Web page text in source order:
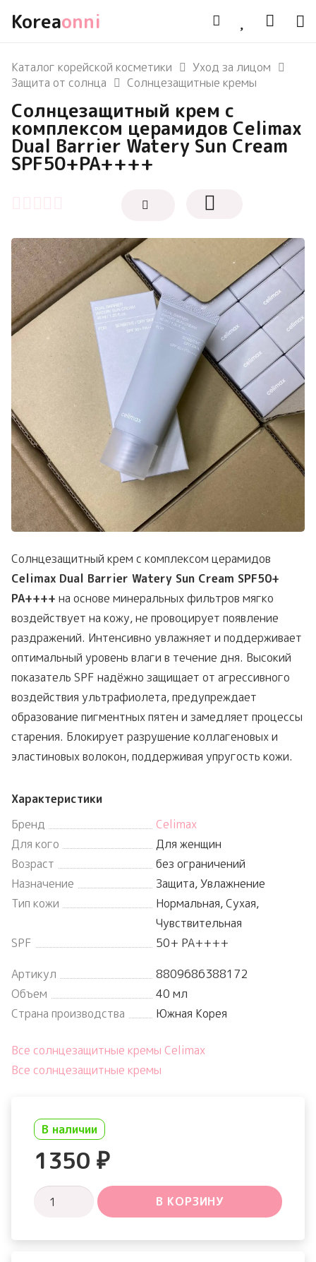
Koreaonni
Каталог корейской косметики
Уход за лицом
Защита от солнца
Солнцезащитные кремы
Солнцезащитный крем с
комплексом церамидов Celimax
Dual Barrier Watery Sun Cream
SPF50+PA++++
Солнцезащитный крем с комплексом церамидов
Celimax Dual Barrier Watery Sun Cream SPF50+
PA++++ на основе минеральных фильтров мягко
воздействует на кожу, не провоцирует появление
раздражений. Интенсивно увлажняет и поддерживает
оптимальный уровень влаги в течение дня. Высокий
показатель SPF надёжно защищает от агрессивного
воздействия ультрафиолета, предупреждает
образование пигментных пятен и замедляет процессы
старения. Блокирует разрушение коллагеновых и
эластиновых волокон, поддерживая упругость кожи.
Характеристики
Бренд
Celimax
Для кого
Для женщин
Возраст
без ограничений
Назначение
Защита, Увлажнение
Тип кожи
Нормальная, Сухая,
Чувствительная
SPF
50+ PA++++
Артикул
8809686388172
Объем
40 мл
Страна производства
Южная Корея
Все солнцезащитные кремы Celimax
Все солнцезащитные кремы
В наличии
1350 ₽
Количество
В КОРЗИНУ